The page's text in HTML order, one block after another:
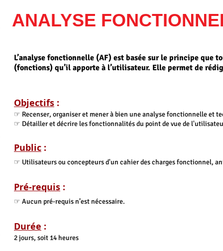
L’analyse fonctionnelle (AF) est basée sur le principe que
(fonctions) qu’il apporte à l’utilisateur. Elle permet de
Objectifs :
☞ Recenser, organiser et mener à bien une analyse fonctionnelle et
☞ Détailler et décrire les fonctionnalités du point de vue de
Public :
☞ Utilisateurs ou concepteurs d'un cahier des charges fonctionnel,
Pré-requis :
☞ Aucun pré-requis n’est nécessaire.
Durée :
2 jours, soit 14 heures
ANALYSE